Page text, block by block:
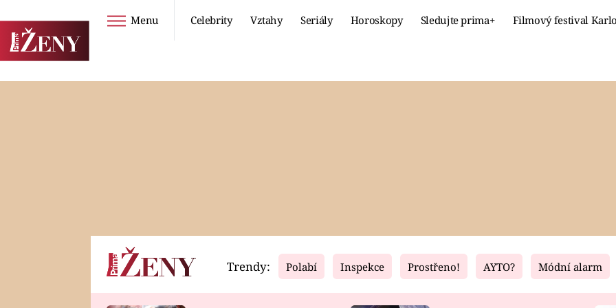
Menu Celebrity Vztahy Seriály Horoskopy Sledujte prima+ Filmový festival
Horoskopy Video Fresh Living
Trendy: Polabí Inspekce Prostřeno! AYTO? Módní alarm